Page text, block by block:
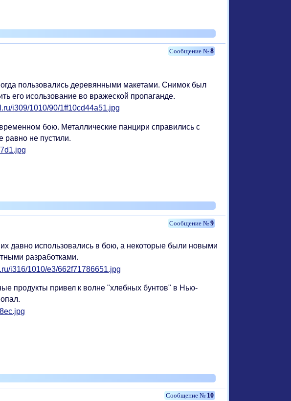
8
пользовались деревянными макетами. Снимок был
его исользование во вражеской пропаганде.
бою. Металлические панцири справились с
равно не пустили.
9
давно использовались в бою, а некоторые были новыми
разработками.
продукты привел к волне "хлебных бунтов" в Нью-
10